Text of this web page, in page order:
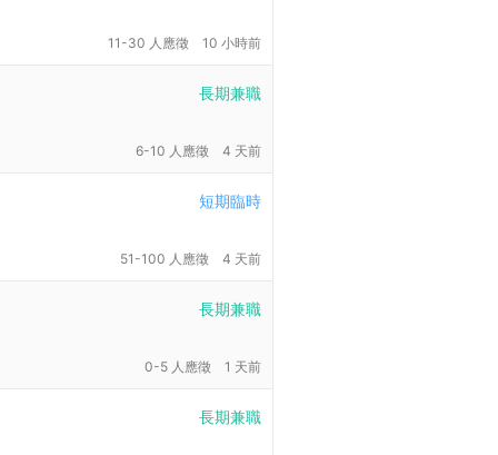
11-30 人應徵 10 小時前
長期兼職
6-10 人應徵 4 天前
短期臨時
51-100 人應徵 4 天前
長期兼職
0-5 人應徵 1 天前
長期兼職